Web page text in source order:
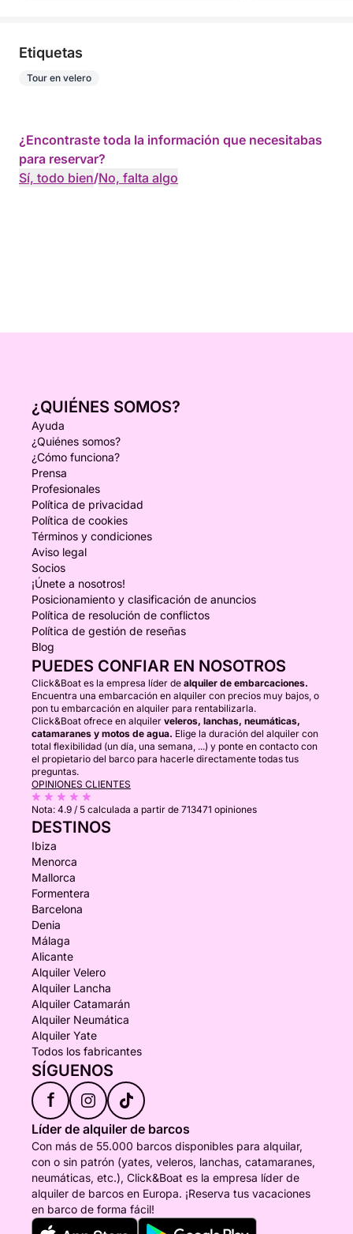
Etiquetas
Tour en velero
¿Encontraste toda la información que necesitabas
para reservar?
Sí, todo bien/No, falta algo
¿QUIÉNES SOMOS?
Ayuda
¿Quiénes somos?
¿Cómo funciona?
Prensa
Profesionales
Política de privacidad
Política de cookies
Términos y condiciones
Aviso legal
Socios
¡Únete a nosotros!
Posicionamiento y clasificación de anuncios
Política de resolución de conflictos
Política de gestión de reseñas
Blog
PUEDES CONFIAR EN NOSOTROS
Click&Boat es la empresa líder de alquiler de embarcaciones.
Encuentra una embarcación en alquiler con precios muy bajos, o
pon tu embarcación en alquiler para rentabilizarla.
Click&Boat ofrece en alquiler veleros, lanchas, neumáticas,
catamaranes y motos de agua. Elige la duración del alquiler con
total flexibilidad (un día, una semana, ...) y ponte en contacto con
el propietario del barco para hacerle directamente todas tus
preguntas.
OPINIONES CLIENTES
Nota: 4.9 / 5 calculada a partir de 713471 opiniones
DESTINOS
Ibiza
Menorca
Mallorca
Formentera
Barcelona
Denia
Málaga
Alicante
Alquiler Velero
Alquiler Lancha
Alquiler Catamarán
Alquiler Neumática
Alquiler Yate
Todos los fabricantes
SÍGUENOS
f
Líder de alquiler de barcos
Con más de 55.000 barcos disponibles para alquilar,
con o sin patrón (yates, veleros, lanchas, catamaranes,
neumáticas, etc.), Click&Boat es la empresa líder de
alquiler de barcos en Europa. ¡Reserva tus vacaciones
en barco de forma fácil!